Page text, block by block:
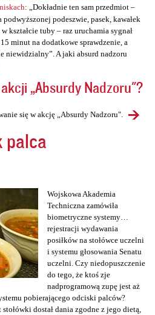
: „Dokładnie ten sam przedmiot –
podwyższonej podeszwie, pasek, kawałek
kształcie tuby – raz uruchamia sygnał
minut na dodatkowe sprawdzenie, a
niewidzialny”. A jaki absurd nadzoru
„Absurdy Nadzoru"?
się w akcję „Absurdy Nadzoru".
palca
Wojskowa Akademia
Techniczna zamówiła
biometryczne systemy…
rejestracji wydawania
posiłków na stołówce uczelni
i systemu głosowania Senatu
uczelni. Czy niedopuszczenie
do tego, że ktoś zje
nadprogramową zupę jest aż
pobierającego odciski palców?
dostał dania zgodne z jego dietą,